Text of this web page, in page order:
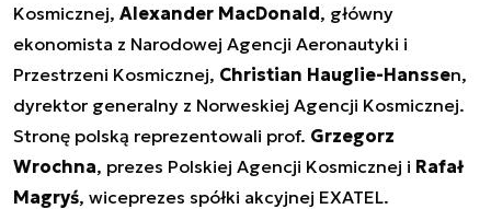
Kosmicznej, Alexander MacDonald, główny
ekonomista z Narodowej Agencji Aeronautyki i
Przestrzeni Kosmicznej, Christian Hauglie-Hanssen,
dyrektor generalny z Norweskiej Agencji Kosmicznej.
Stronę polską reprezentowali prof. Grzegorz
Wrochna, prezes Polskiej Agencji Kosmicznej i Rafał
Magryś, wiceprezes spółki akcyjnej EXATEL.